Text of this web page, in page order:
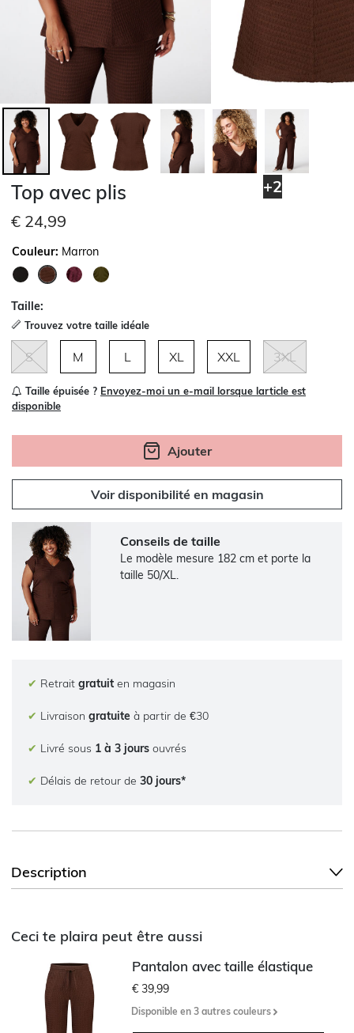
+2
Top avec plis
€ 24,99
Couleur: Marron
Taille:
Trouvez votre taille idéale
S M L XL XXL 3XL
Taille épuisée ? Envoyez-moi un e-mail lorsque larticle est
disponible
Ajouter
Voir disponibilité en magasin
Conseils de taille
Le modèle mesure 182 cm et porte la
taille 50/XL.
✔ Retrait gratuit en magasin
✔ Livraison gratuite à partir de €30
✔ Livré sous 1 à 3 jours ouvrés
✔ Délais de retour de 30 jours*
Description
Ceci te plaira peut être aussi
Pantalon avec taille élastique
€ 39,99
Disponible en 3 autres couleurs